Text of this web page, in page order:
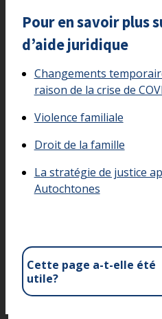
Pour en savoir plus
d’aide juridique
Changements
raison de la crise de
Violence familiale
Droit de la famille
La stratégie de justice
Autochtones
Cette page a-t-elle été
utile?